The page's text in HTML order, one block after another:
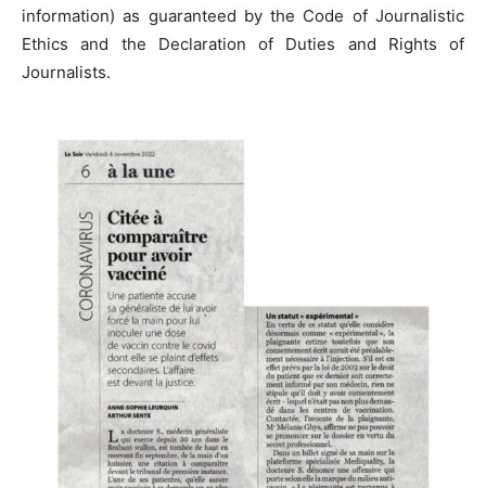
information) as guaranteed by the Code of Journalistic
Ethics and the Declaration of Duties and Rights of
Journalists.